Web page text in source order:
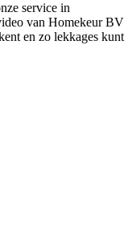
service in
van Homekeur BV
en zo lekkages kunt